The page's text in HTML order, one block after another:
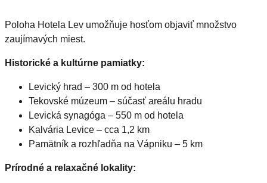
Poloha Hotela Lev umožňuje hosťom objaviť množstvo
zaujímavých miest.
Historické a kultúrne pamiatky:
Levický hrad – 300 m od hotela
Tekovské múzeum – súčasť areálu hradu
Levická synagóga – 550 m od hotela
Kalvária Levice – cca 1,2 km
Pamätník a rozhľadňa na Vápniku – 5 km
Prírodné a relaxačné lokality: